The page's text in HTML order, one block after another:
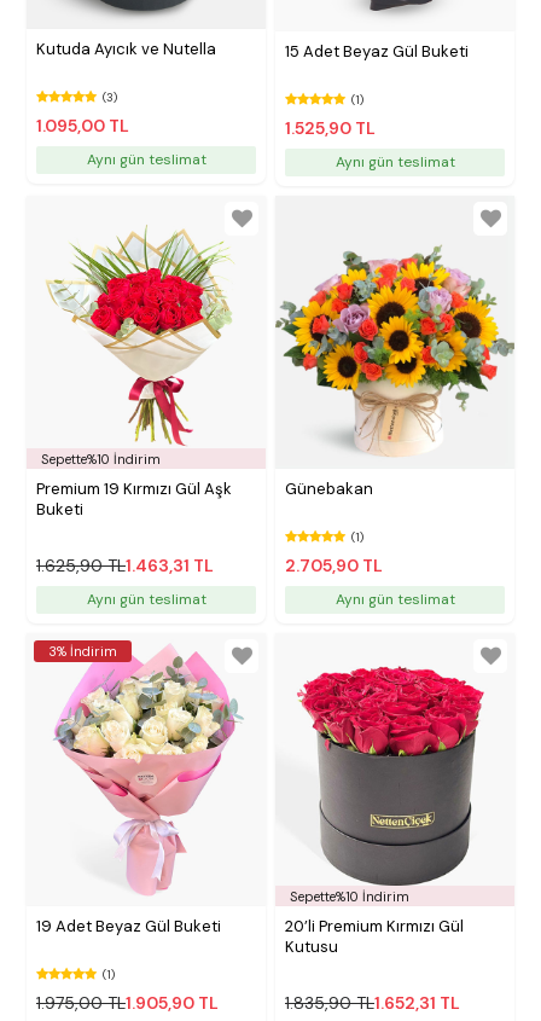
Kutuda Ayıcık ve Nutella
(3)
1.095,00 TL
Aynı gün teslimat
15 Adet Beyaz Gül Buketi
(1)
1.525,90 TL
Aynı gün teslimat
Sepette%10 İndirim
Premium 19 Kırmızı Gül Aşk
Buketi
1.625,90 TL1.463,31 TL
Aynı gün teslimat
Günebakan
(1)
2.705,90 TL
Aynı gün teslimat
3% İndirim
19 Adet Beyaz Gül Buketi
(1)
1.975,00 TL1.905,90 TL
Sepette%10 İndirim
20’li Premium Kırmızı Gül
Kutusu
1.835,90 TL1.652,31 TL